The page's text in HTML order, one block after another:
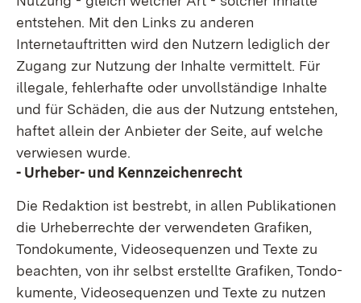
entstehen. Mit den Links zu anderen
Internetauftritten wird den Nutzern lediglich der
Zugang zur Nutzung der Inhalte vermittelt. Für
illegale, fehlerhafte oder unvollständige Inhalte
und für Schäden, die aus der Nutzung entstehen,
haftet allein der Anbieter der Seite, auf welche
verwiesen wurde.
- Urheber- und Kennzeichenrecht
Die Redaktion ist bestrebt, in allen Publikationen
die Urheberrechte der verwendeten Grafiken,
Tondokumente, Videosequenzen und Texte zu
beachten, von ihr selbst erstellte Grafiken, Tondo­
kumente, Videosequenzen und Texte zu nutzen